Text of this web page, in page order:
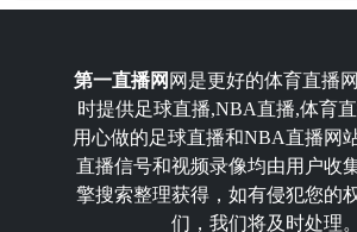
第一直播网 网是更好的体育直播
时提供足球直播,NBA直播,体育
用心做的足球直播和NBA直播网
直播信号和视频录像均由用户收
擎搜索整理获得，如有侵犯您的
们，我们将及时处理。